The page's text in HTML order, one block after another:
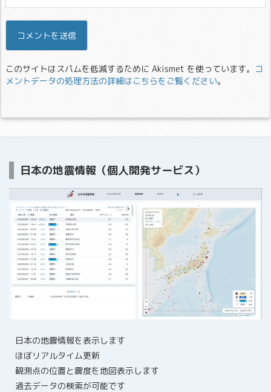
このサイトはスパムを低減するために Akismet を使っています。 コ
メントデータの処理方法の詳細はこちらをご覧ください。
日本の地震情報（個人開発サービス）
日本の地震情報を表示します
ほぼリアルタイム更新
観測点の位置と震度を地図表示します
過去データの検索が可能です